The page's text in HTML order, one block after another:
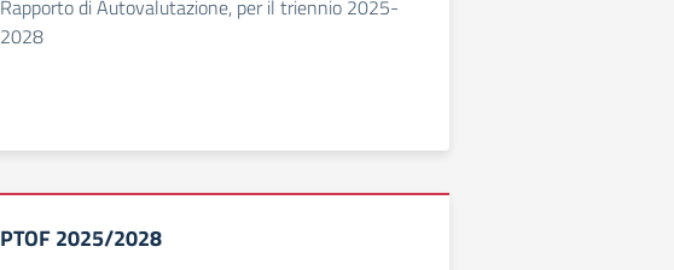
Rapporto di Autovalutazione, per il triennio 2025-
2028
PTOF 2025/2028